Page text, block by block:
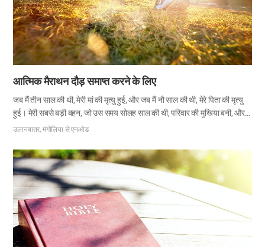
आत्मिक मैराथन दौड़ समाप्त करने के लिए
जब मैं तीन साल की थी, मेरी मां की मृत्यु हुई, और जब मैं नौ साल की थी, मेरे पिता की मृत्यु
हुई। मेरी सबसे बड़ी बहन, जो उस समय सोलह साल की थी, परिवार की मुखिया बनी, और
हम अपने माता–पिता को खोने के दुख से और आर्थिक मुश्किलों से जूझते हुए जी रहे थे।
राष्ट्रीय टीम की सदस्य बन गई। दुर्भाग्य से माइनस 40 डिग्री की कड़ी ठंड में प्रशिक्षण के
दौरान मेरे टखने में चोट लगी, और मुझे मैराथनर होना छोड़ना पड़ा। चूंकि माता–पिता की
अनुपस्थिति और खिलाड़ी के कठोर संघर्ष का मुकाबला करते हुए मैं बड़ी हुई, मैं घमण्डी थी…
उलानबातर, मंगोलिया से एनओड